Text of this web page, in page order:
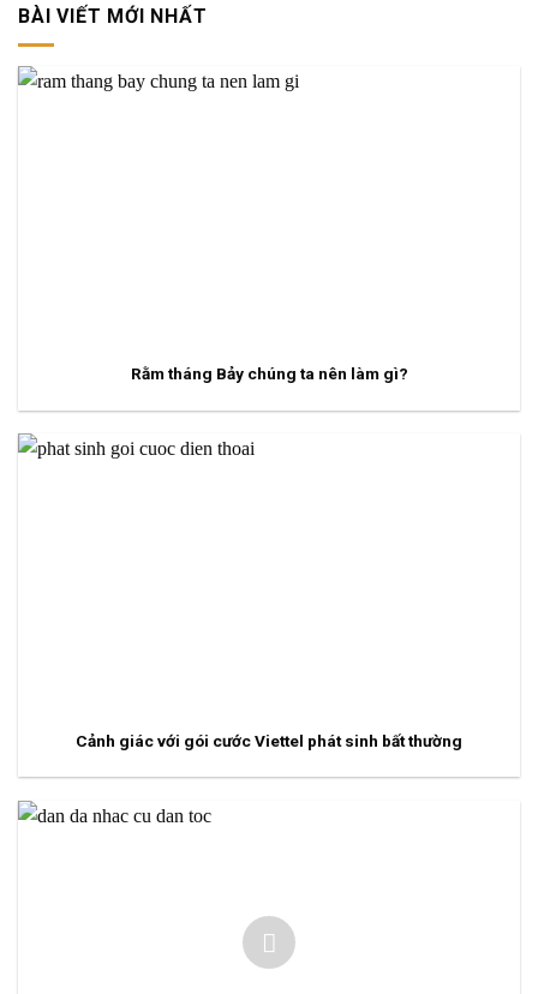
BÀI VIẾT MỚI NHẤT
Rằm tháng Bảy chúng ta nên làm gì?
Cảnh giác với gói cước Viettel phát sinh bất thường